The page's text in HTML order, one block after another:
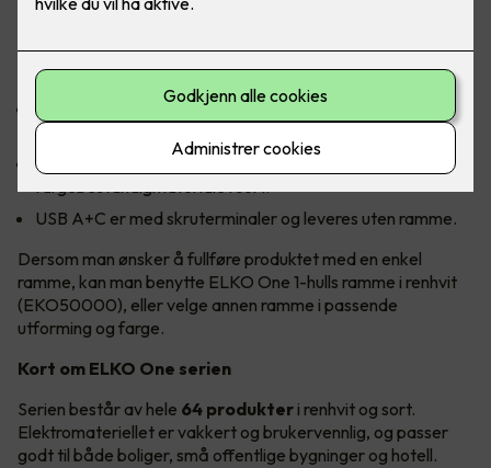
Brukes for å lade elektroniske apparater som
mobiltelefoner, laptop og nettbrett.
Lad opp til 18W ved bruk av A-uttaket og 21W ved bruk av
C-uttaket.
Designet med Power Delivery teknikk.Kommer i
fargebestandigmateriale i sort.
USB A+C er med skruterminaler og leveres uten ramme.
Dersom man ønsker å fullføre produktet med en enkel
ramme, kan man benytte ELKO One 1-hulls ramme i renhvit
(EKO50000), eller velge annen ramme i passende
utforming og farge.
Kort om ELKO One serien
Serien består av hele 64 produkter i renhvit og sort.
Elektromateriellet er vakkert og brukervennlig, og passer
godt til både boliger, små offentlige bygninger og hotell.